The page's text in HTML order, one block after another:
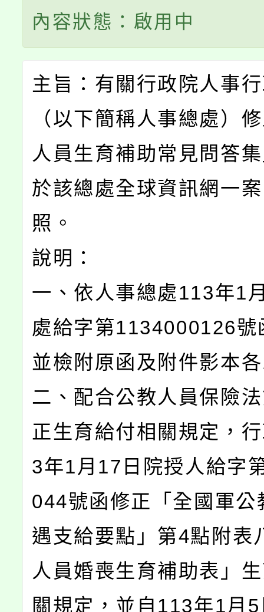
內容狀態：啟用中
主旨：有關行政院人事
（以下簡稱人事總處）
人員生育補助常見問答
於該總處全球資訊網一
照。
說明：
一、依人事總處113年1
處給字第1134000126號
並檢附原函及附件影本
二、配合公教人員保險
正生育給付相關規定，
3年1月17日院授人給字
044號函修正「全國軍公
遇支給要點」第4點附表
人員婚喪生育補助表」
關規定，並自113年1月